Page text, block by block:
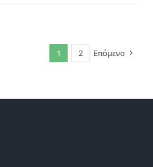
1 2 Επόμενο